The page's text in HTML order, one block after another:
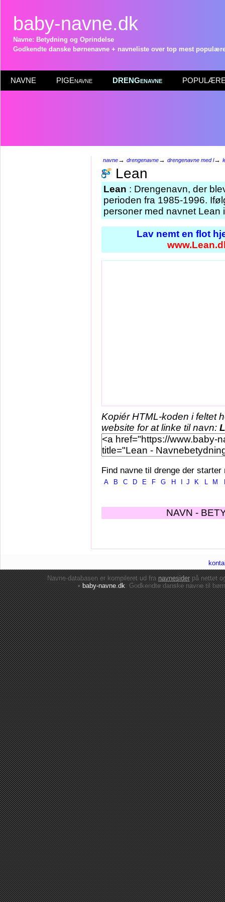
baby-navne.dk
Navne: Betydning og Oprindelse
Godkendte danske børnenavne + navneliste over top mest
NAVNE PIGEnavne DRENGenavne POPULÆRE
navne→ drengenavne→ drengenavne med l→
Lean
Lean : Drengenavn, der
perioden fra 1985-1996.
personer med navnet Lean
Lav nemt en flot
Kopiér HTML-koden i feltet
website for at linke til navn:
Find navne til drenge der starter
A B C D E F G H J K L M
NAVN -
Navne-databasen er kompileret ud franavnesiderpå nettet
•baby-navne.dk: Godkendte danskenavne til børn